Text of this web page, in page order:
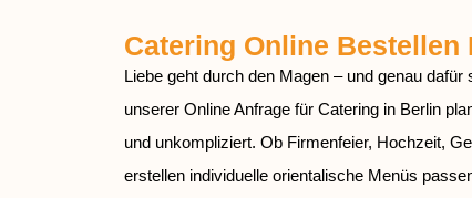
Catering Online Bestellen
Liebe geht durch den Magen – und genau
unserer Online Anfrage für Catering in Berlin
und unkompliziert. Ob Firmenfeier, Hochzeit,
erstellen individuelle orientalische Menüs